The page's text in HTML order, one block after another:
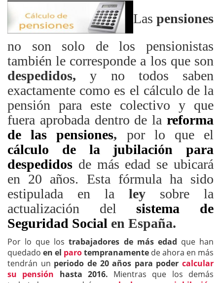
Las pensiones
no son solo de los pensionistas
también le corresponde a los que son
despedidos, y no todos saben
exactamente como es el cálculo de la
pensión para este colectivo y que
fuera aprobada dentro de la reforma
de las pensiones, por lo que el
cálculo de la jubilación para
despedidos de más edad se ubicará
en 20 años. Esta fórmula ha sido
estipulada en la ley sobre la
actualización delsistema de
Seguridad Social en España.
Por lo que los trabajadores de más edad que han
quedado en el parotempranamente de ahora en más
tendrán un periodo de 20 años para poder calcular
su pensión hasta 2016. Mientras que los demás